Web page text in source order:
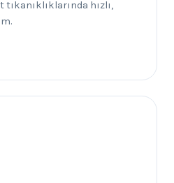
tıkanıklıklarında hızlı,